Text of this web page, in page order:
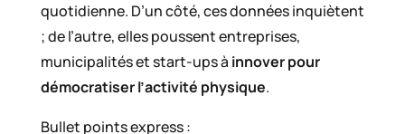
quotidienne. D’un côté, ces données inquiètent
; de l’autre, elles poussent entreprises,
municipalités et start-ups à innover pour
démocratiser l’activité physique.
Bullet points express :